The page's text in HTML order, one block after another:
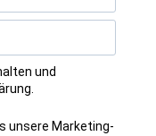
und
unsere Marketing-